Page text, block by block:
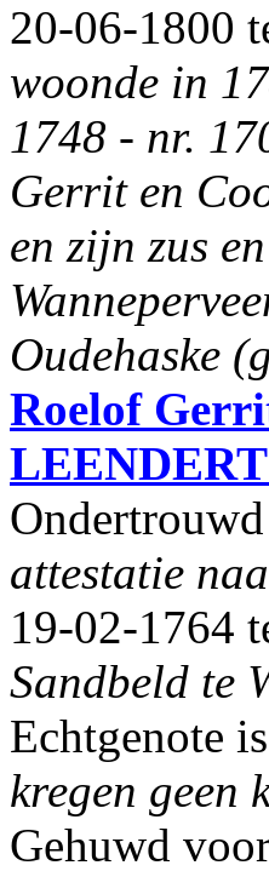
20-06-1800
woonde in
1748 - nr.
Gerrit en
en zijn zus
Oudehaske
Roelof
attestatie
19-02-1764
Sandbeld te
Echtgenote is
kregen geen
Gehuwd